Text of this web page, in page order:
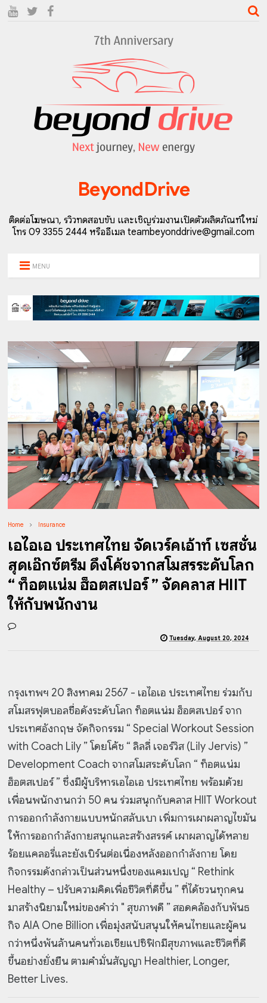
BeyondDrive
ติดต่อโฆษณา, รีวิวทดสอบขับ และเชิญร่วมงานเปิดตัวผลิตภัณฑ์ใหม่
โทร 09 3355 2444 หรืออีเมล teambeyonddrive@gmail.com
MENU
Home Insurance
เอไอเอ ประเทศไทย จัดเวิร์คเอ้าท์ เซสชั่น
สุดเอ๊กซ์ตรีม ดึงโค้ชจากสโมสรระดับโลก
“ ท็อตแน่ม ฮ็อตสเปอร์ ” จัดคลาส HIIT
ให้กับพนักงาน
Tuesday, August 20, 2024
กรุงเทพฯ 20 สิงหาคม 2567 - เอไอเอ ประเทศไทย ร่วมกับ
สโมสรฟุตบอลชื่อดังระดับโลก ท็อตแน่ม ฮ็อตสเปอร์ จาก
ประเทศอังกฤษ จัดกิจกรรม “ Special Workout Session
with Coach Lily ” โดยโค้ช “ ลิลลี่ เจอร์วิส (Lily Jervis) ”
Development Coach จากสโมสระดับโลก “ ท็อตแน่ม
ฮ็อตสเปอร์ ” ซึ่งมีผู้บริหารเอไอเอ ประเทศไทย พร้อมด้วย
เพื่อนพนักงานกว่า 50 คน ร่วมสนุกกับคลาส HIIT Workout
การออกกำลังกายแบบหนักสลับเบา เพิ่มการเผาผลาญไขมัน
ให้การออกกำลังกายสนุกและสร้างสรรค์ เผาผลาญได้หลาย
ร้อยแคลอรี่และยังเบิร์นต่อเนื่องหลังออกกำลังกาย โดย
กิจกรรมดังกล่าวเป็นส่วนหนึ่งของแคมเปญ “ Rethink
Healthy – ปรับความคิดเพื่อชีวิตที่ดีขึ้น ” ที่ได้ชวนทุกคน
มาสร้างนิยามใหม่ของคำว่า " สุขภาพดี ” สอดคล้องกับพันธ
กิจ AIA One Billion เพื่อมุ่งสนับสนุนให้คนไทยและผู้คน
กว่าหนึ่งพันล้านคนทั่วเอเชียแปซิฟิกมีสุขภาพและชีวิตที่ดี
ขึ้นอย่างยั่งยืน ตามคำมั่นสัญญา Healthier, Longer,
Better Lives.